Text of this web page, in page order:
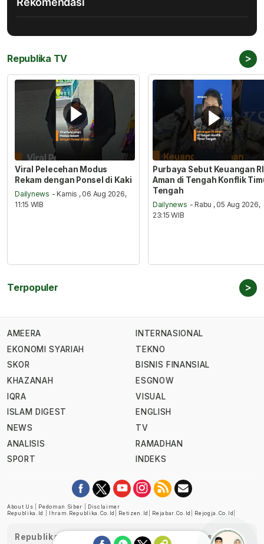
Republika TV >
Viral Pelecehan Modus
Rekam dengan Ponsel di Kaki
Dailynews - Kamis , 06 Aug 2026,
11:15 WIB
Purbaya Sebut Keuangan RI
Aman di Tengah Konflik
Tengah
Dailynews - Rabu , 05 Aug 2026,
23:15 WIB
Terpopuler >
AMEERA
EKONOMI SYARIAH
SKOR
KHAZANAH
IQRA
ISLAM DIGEST
NEWS
ANALISIS
SPORT
INTERNASIONAL
TEKNO
BISNIS FINANSIAL
ESGNOW
VISUAL
ENGLISH
TV
RAMADHAN
INDEKS
About Us Pedoman Siber
Disclaimer
Republika.id
Ihram.republika.co.id Retizen.id Rejabar.co.id Rejogja.co.id
Republika telah diverifikasi oleh Dewan Pers